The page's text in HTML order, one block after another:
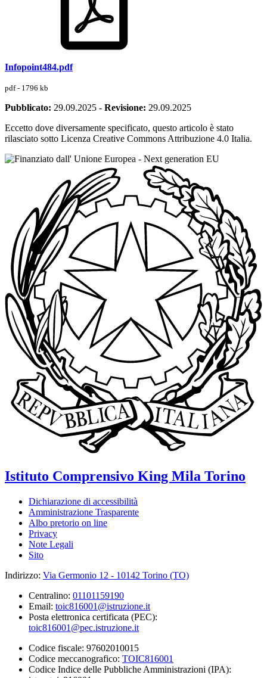
Infopoint484.pdf
pdf - 1796 kb
Pubblicato: 29.09.2025 - Revisione: 29.09.2025
Eccetto dove diversamente specificato, questo articolo è stato
rilasciato sotto Licenza Creative Commons Attribuzione 4.0 Italia.
Istituto Comprensivo King Mila Torino
Dichiarazione di accessibilità
Amministrazione Trasparente
Albo pretorio on line
Privacy
Note Legali
Sito
Indirizzo: Via Germonio 12 - 10142 Torino (TO)
Centralino: 01101159190
Email: toic816001@istruzione.it
Posta elettronica certificata (PEC):
toic816001@pec.istruzione.it
Codice fiscale: 97602010015
Codice meccanografico: TOIC816001
Codice Indice delle Pubbliche Amministrazioni (IPA):